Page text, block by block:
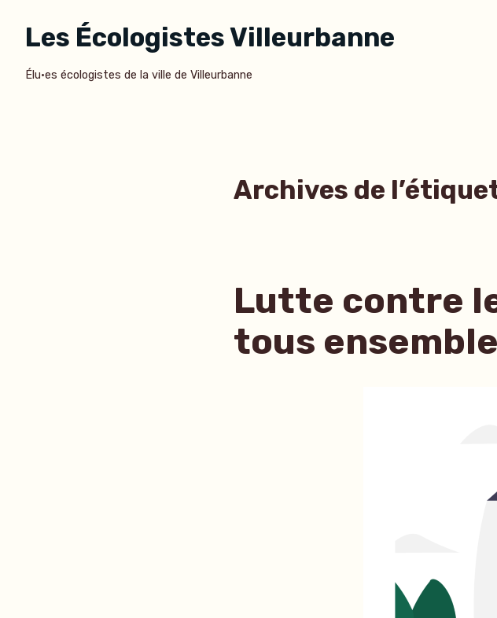
Les Écologistes Villeurbanne
Élu·es écologistes de la ville de Villeurbanne
Archives de
Lutte contre
tous